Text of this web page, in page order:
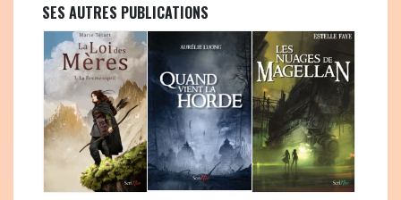
SES AUTRES PUBLICATIONS